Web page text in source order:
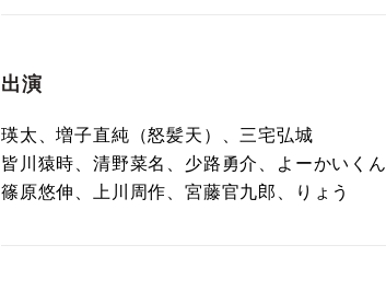
出演
瑛太、増子直純（怒髪天）、三宅弘城
皆川猿時、清野菜名、少路勇介、よーかいくん
篠原悠伸、上川周作、宮藤官九郎、りょう